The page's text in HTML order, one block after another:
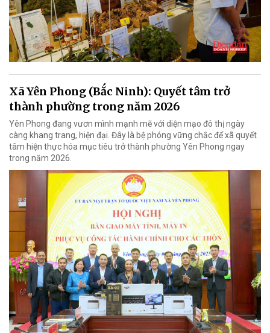
Xã Yên Phong (Bắc Ninh): Quyết tâm trở
thành phường trong năm 2026
Yên Phong đang vươn mình mạnh mẽ với diện mạo đô thị ngày
càng khang trang, hiện đại. Đây là bệ phóng vững chắc để xã quyết
tâm hiện thực hóa mục tiêu trở thành phường Yên Phong ngay
trong năm 2026.